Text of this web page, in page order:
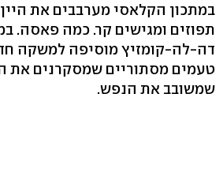
במתכון הקלאסי מערבבים את
תפוזים ומגישים קר. כמה פאסה.
דה-לה-קומזיץ מוסיפה למשקה
טעמים מסתוריים שמסקרנים את
שמשובב את הנפש.